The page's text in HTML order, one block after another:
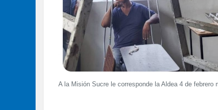
A la Misión Sucre le corresponde la Aldea 4 de